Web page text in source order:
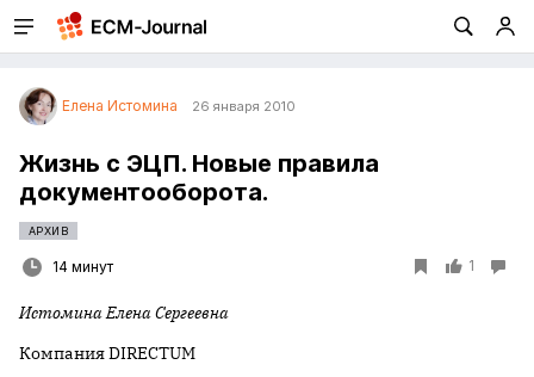
Елена Истомина 26 января 2010
Жизнь с ЭЦП. Новые правила
документооборота.
АРХИВ
14 минут 1
Истомина Елена Сергеевна
Компания DIRECTUM